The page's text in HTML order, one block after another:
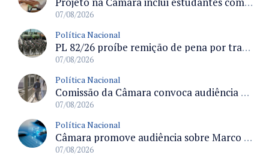
07/08/2026
Política Nacional
PL 82/26 proíbe remição de pena por trabalho em funções militares para condenados por crimes contra o Estado Democrático de Direito
07/08/2026
Política Nacional
Comissão da Câmara convoca audiência para discutir misoginia nas escolas e universidades após divulgação de listas misóginas
07/08/2026
Política Nacional
Câmara promove audiência sobre Marco de Fomento à Economia Digital e impactos da inteligência artificial
07/08/2026